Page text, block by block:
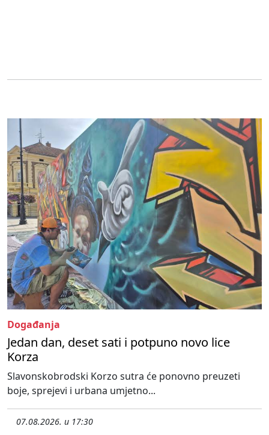
Događanja
Jedan dan, deset sati i potpuno novo lice
Korza
Slavonskobrodski Korzo sutra će ponovno preuzeti
boje, sprejevi i urbana umjetno...
07.08.2026. u 17:30